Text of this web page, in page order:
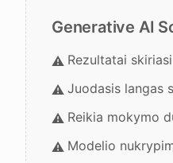
Generative AI
⚠️ Rezultatai
⚠️ Juodasis langas
⚠️ Reikia mokymo
⚠️ Modelio